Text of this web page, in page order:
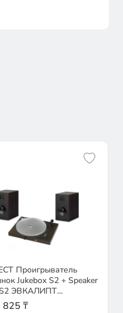
Проигрыватель
Jukebox S2 + Speaker
ЭВКАЛИПТ
825 ₸